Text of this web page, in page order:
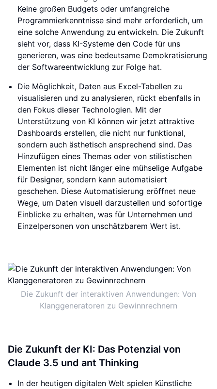
Keine großen Budgets oder umfangreiche
Programmierkenntnisse sind mehr erforderlich, um
eine solche Anwendung zu entwickeln. Die Zukunft
sieht vor, dass KI-Systeme den Code für uns
generieren, was eine bedeutsame Demokratisierung
der Softwareentwicklung zur Folge hat.
Die Möglichkeit, Daten aus Excel-Tabellen zu
visualisieren und zu analysieren, rückt ebenfalls in
den Fokus dieser Technologien. Mit der
Unterstützung von KI können wir jetzt attraktive
Dashboards erstellen, die nicht nur funktional,
sondern auch ästhetisch ansprechend sind. Das
Hinzufügen eines Themas oder von stilistischen
Elementen ist nicht länger eine mühselige Aufgabe
für Designer, sondern kann automatisiert
geschehen. Diese Automatisierung eröffnet neue
Wege, um Daten visuell darzustellen und sofortige
Einblicke zu erhalten, was für Unternehmen und
Einzelpersonen von unschätzbarem Wert ist.
Die Zukunft der interaktiven Anwendungen: Von
Klanggeneratoren zu Gewinnrechnern
Die Zukunft der KI: Das Potenzial von
Claude 3.5 und ant Thinking
In der heutigen digitalen Welt spielen Künstliche